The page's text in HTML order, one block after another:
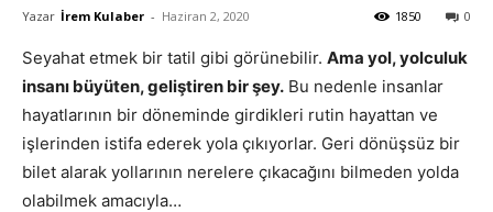
Yazar İrem Kulaber - Haziran 2, 2020 0
1850
Seyahat etmek bir tatil gibi görünebilir. Ama yol, yolculuk
insanı büyüten, geliştiren bir şey. Bu nedenle insanlar
hayatlarının bir döneminde girdikleri rutin hayattan ve
işlerinden istifa ederek yola çıkıyorlar. Geri dönüşsüz bir
bilet alarak yollarının nerelere çıkacağını bilmeden yolda
olabilmek amacıyla…